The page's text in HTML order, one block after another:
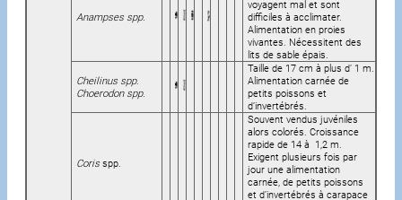
Anampses spp.
voyagent mal et sont
difficiles à acclimater.
Alimentation en proies
vivantes. Nécessitent des
lits de sable épais.
Cheilinus spp.
Choerodon spp.
Taille de 17 cm à plus d’ 1 m.
Alimentation carnée de
petits poissons et
d’invertébrés.
Corisspp.
Souvent vendus juvéniles
alors colorés. Croissance
rapide de 14 à 1,2 m.
Exigent plusieurs fois par
jour une alimentation
carnée, de petits poissons
et d’invertébrés à carapace